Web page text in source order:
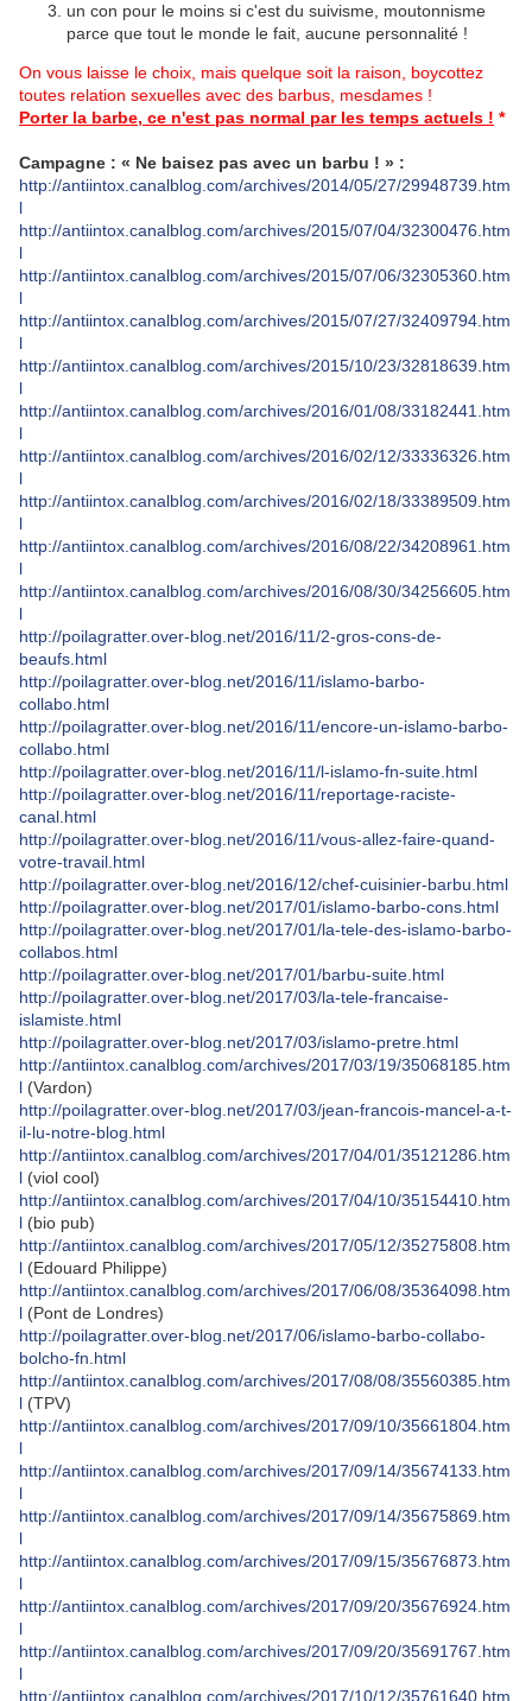
un con pour le moins si c'est du suivisme, moutonnisme
parce que tout le monde le fait, aucune personnalité !
On vous laisse le choix, mais quelque soit la raison, boycottez
toutes relation sexuelles avec des barbus, mesdames !
Porter la barbe, ce n'est pas normal par les temps actuels ! *
Campagne : « Ne baisez pas avec un barbu ! » :
http://antiintox.canalblog.com/archives/2014/05/27/29948739.htm
l
http://antiintox.canalblog.com/archives/2015/07/04/32300476.htm
l
http://antiintox.canalblog.com/archives/2015/07/06/32305360.htm
l
http://antiintox.canalblog.com/archives/2015/07/27/32409794.htm
l
http://antiintox.canalblog.com/archives/2015/10/23/32818639.htm
l
http://antiintox.canalblog.com/archives/2016/01/08/33182441.htm
l
http://antiintox.canalblog.com/archives/2016/02/12/33336326.htm
l
http://antiintox.canalblog.com/archives/2016/02/18/33389509.htm
l
http://antiintox.canalblog.com/archives/2016/08/22/34208961.htm
l
http://antiintox.canalblog.com/archives/2016/08/30/34256605.htm
l
http://poilagratter.over-blog.net/2016/11/2-gros-cons-de-
beaufs.html
http://poilagratter.over-blog.net/2016/11/islamo-barbo-
collabo.html
http://poilagratter.over-blog.net/2016/11/encore-un-islamo-barbo-
collabo.html
http://poilagratter.over-blog.net/2016/11/l-islamo-fn-suite.html
http://poilagratter.over-blog.net/2016/11/reportage-raciste-
canal.html
http://poilagratter.over-blog.net/2016/11/vous-allez-faire-quand-
votre-travail.html
http://poilagratter.over-blog.net/2016/12/chef-cuisinier-barbu.html
http://poilagratter.over-blog.net/2017/01/islamo-barbo-cons.html
http://poilagratter.over-blog.net/2017/01/la-tele-des-islamo-barbo-
collabos.html
http://poilagratter.over-blog.net/2017/01/barbu-suite.html
http://poilagratter.over-blog.net/2017/03/la-tele-francaise-
islamiste.html
http://poilagratter.over-blog.net/2017/03/islamo-pretre.html
http://antiintox.canalblog.com/archives/2017/03/19/35068185.htm
l (Vardon)
http://poilagratter.over-blog.net/2017/03/jean-francois-mancel-a-t-
il-lu-notre-blog.html
http://antiintox.canalblog.com/archives/2017/04/01/35121286.htm
l (viol cool)
http://antiintox.canalblog.com/archives/2017/04/10/35154410.htm
l (bio pub)
http://antiintox.canalblog.com/archives/2017/05/12/35275808.htm
l (Edouard Philippe)
http://antiintox.canalblog.com/archives/2017/06/08/35364098.htm
l (Pont de Londres)
http://poilagratter.over-blog.net/2017/06/islamo-barbo-collabo-
bolcho-fn.html
http://antiintox.canalblog.com/archives/2017/08/08/35560385.htm
l (TPV)
http://antiintox.canalblog.com/archives/2017/09/10/35661804.htm
l
http://antiintox.canalblog.com/archives/2017/09/14/35674133.htm
l
http://antiintox.canalblog.com/archives/2017/09/14/35675869.htm
l
http://antiintox.canalblog.com/archives/2017/09/15/35676873.htm
l
http://antiintox.canalblog.com/archives/2017/09/20/35676924.htm
l
http://antiintox.canalblog.com/archives/2017/09/20/35691767.htm
l
http://antiintox.canalblog.com/archives/2017/10/12/35761640.htm